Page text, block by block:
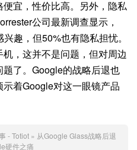
宜，性价比高。另外，隐私
公司最新调查显示，
趣，但50%也有隐私担忧。
，这并不是问题，但对周边
了。Google的战略后退也
着Google对这一眼镜产品
- Totiot » 从Google Glass战略后退
硬件之痛